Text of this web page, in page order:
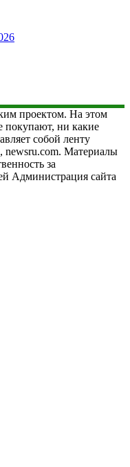
проектом. На этом
покупают, ни какие
собой ленту
newsru.com. Материалы
за
Администрация сайта